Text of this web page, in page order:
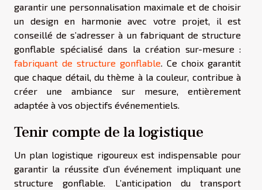
garantir une personnalisation maximale et de choisir
un design en harmonie avec votre projet, il est
conseillé de s’adresser à un fabriquant de structure
gonflable spécialisé dans la création sur-mesure :
fabriquant de structure gonflable . Ce choix garantit
que chaque détail, du thème à la couleur, contribue à
créer une ambiance sur mesure, entièrement
adaptée à vos objectifs événementiels.
Tenir compte de la logistique
Un plan logistique rigoureux est indispensable pour
garantir la réussite d’un événement impliquant une
structure gonflable. L’anticipation du transport